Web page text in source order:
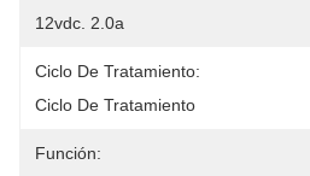
12vdc. 2.0a
Ciclo De Tratamiento:
Ciclo De Tratamiento
Función: